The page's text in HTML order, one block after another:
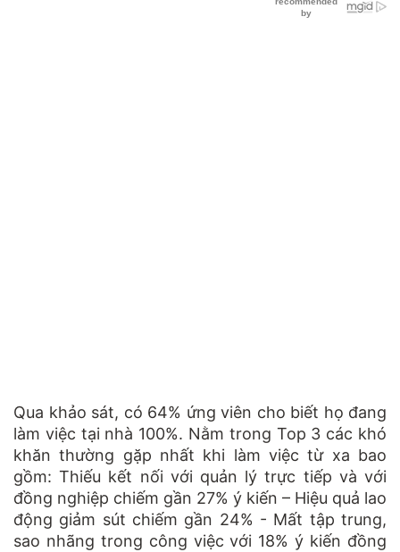
Qua khảo sát, có 64% ứng viên cho biết họ đang
làm việc tại nhà 100%. Nằm trong Top 3 các khó
khăn thường gặp nhất khi làm việc từ xa bao
gồm: Thiếu kết nối với quản lý trực tiếp và với
đồng nghiệp chiếm gần 27% ý kiến – Hiệu quả lao
động giảm sút chiếm gần 24% - Mất tập trung,
sao nhãng trong công việc với 18% ý kiến đồng